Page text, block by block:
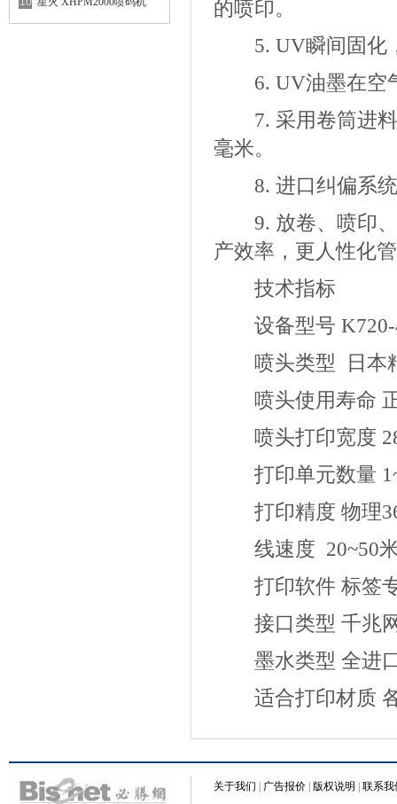
的喷印。
5. UV瞬间固化
6. UV油墨在空气
7. 采用卷筒进料
毫米。
8. 进口纠偏系统
9. 放卷、喷印、
产效率，更人性化
技术指标
设备型号 K720-
喷头类型 日本
喷头使用寿命 正
喷头打印宽度
打印单元数量
打印精度 物理
线速度 20~50
打印软件 标签专
接口类型 千兆
墨水类型 全进口
适合打印材质 各
关于我们 广告报价 版权说明 联系我